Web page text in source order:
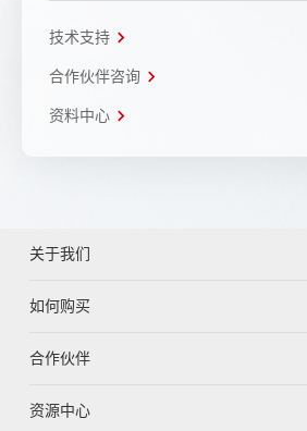
技术支持
合作伙伴咨询
资料中心
关于我们
如何购买
合作伙伴
资源中心